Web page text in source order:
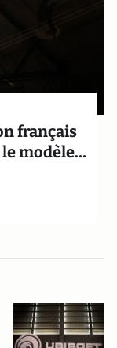
français
le modèle…